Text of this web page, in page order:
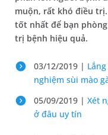
muộn, rất khó điều
tốt nhất để bạn
trị bệnh hiệu quả.
03/12/2019 |
nghiệm sùi mào
05/09/2019 | Xét
ở đâu uy tín